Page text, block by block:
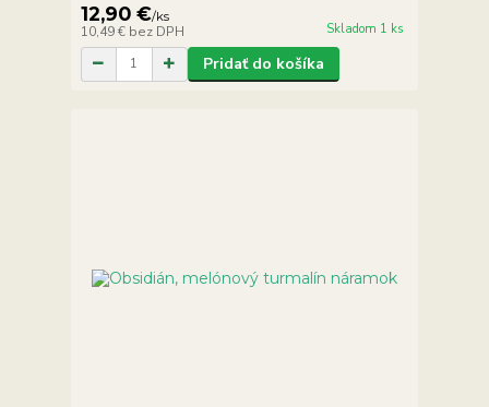
12,90 €/ks
10,49 € bez DPH Skladom 1 ks
Pridať do košíka